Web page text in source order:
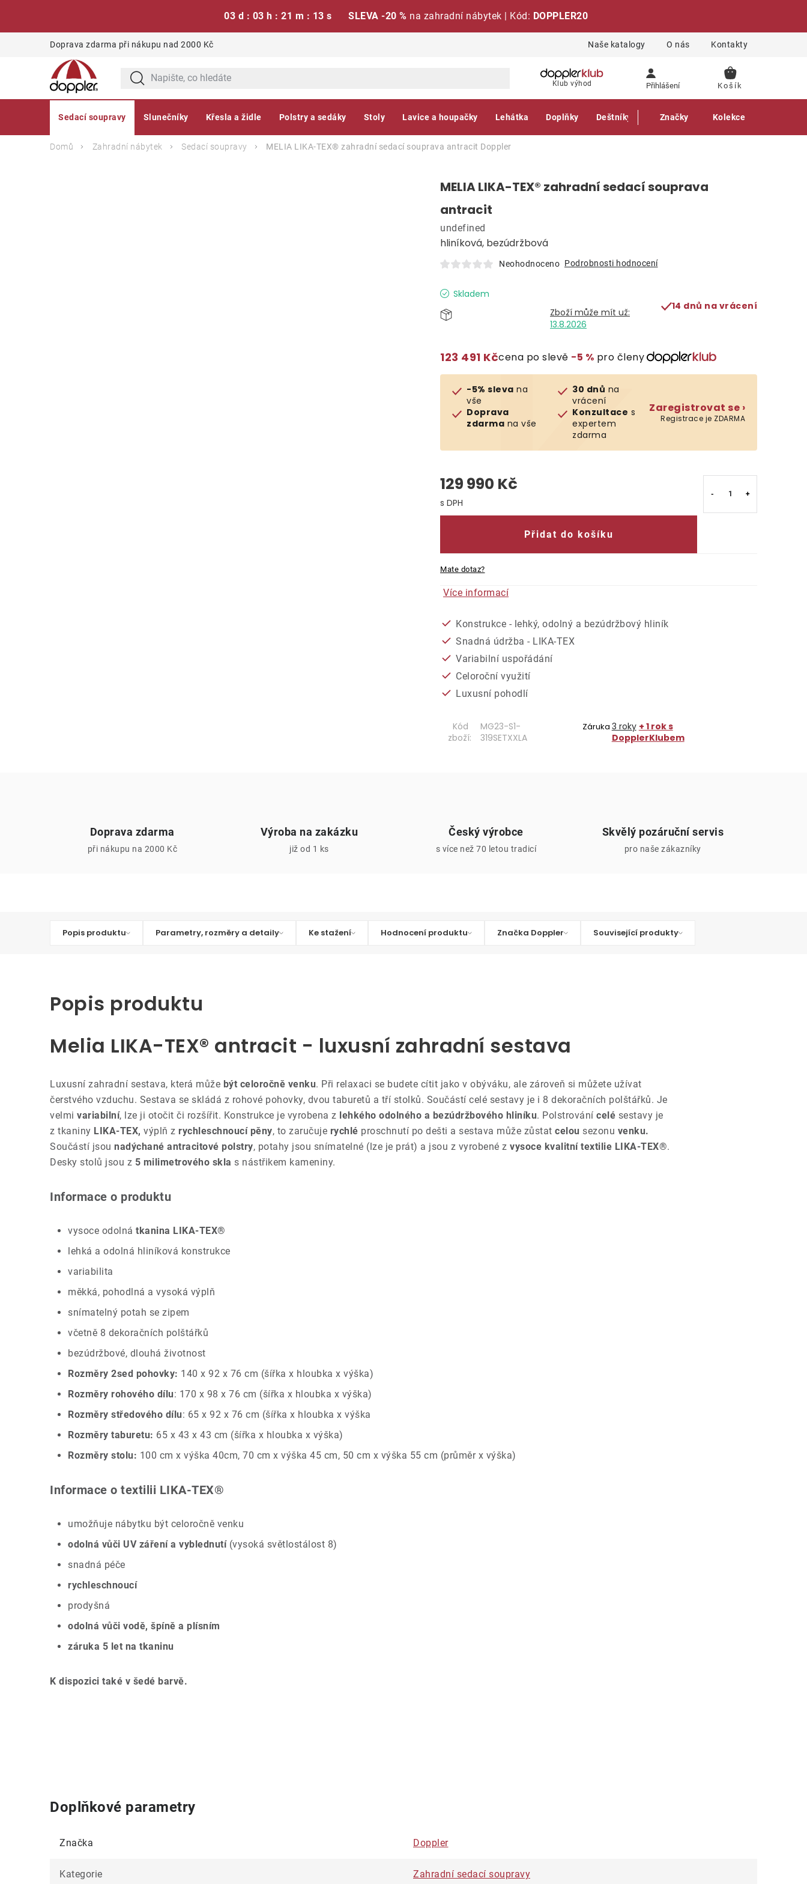
03 d : 03 h : 21 m : 12 s SLEVA -20 % na zahradní nábytek | Kód: DOPPLER20
Doprava zdarma při nákupu nad 2000 Kč Naše katalogy O nás Kontakty
Klub výhod Přihlášení
NÁKUPNÍ
Sedací soupravy Slunečníky Křesla a židle Polstry a sedáky Stoly Lavice a houpačky Lehátka Doplňky Deštníky Gastro produkty
Značky Kolekce
Domů Zahradní nábytek Sedací soupravy MELIA LIKA-TEX® zahradní sedací souprava antracit Doppler
MELIA LIKA-TEX® zahradní sedací souprava
antracit
hliníková, bezúdržbová
undefined
Neohodnoceno Podrobnosti hodnocení
Skladem
13.8.2026
14 dnů na vrácení
123 491 Kčcena po slevě −5 % pro členy
-5% sleva na
vše
Doprava
zdarma na vše
30 dnů na
vrácení
Konzultace s
expertem
zdarma
Zaregistrovat se ›
Registrace je ZDARMA
129 990 Kč
Měrná cena:
Přidat do košíku
Mate dotaz?
Více informací
Konstrukce - lehký, odolný a bezúdržbový hliník
Snadná údržba - LIKA-TEX
Variabilní uspořádání
Celoroční využití
Luxusní pohodlí
Kód
zboží:
MG23-S1-
319SETXXLA
Záruka 3 roky + 1 rok s
DopplerKlubem
Doprava zdarma
při nákupu na 2000 Kč
Výroba na zakázku
již od 1 ks
Český výrobce
s více než 70 letou tradicí
Skvělý pozáruční servis
pro naše zákazníky
Popis produktu Parametry, rozměry a detaily Ke stažení Hodnocení produktu Značka Doppler Související produkty
Popis produktu
Melia LIKA-TEX® antracit - luxusní zahradní sestava
Luxusní zahradní sestava, která může být celoročně venku. Při relaxaci se budete cítit jako v obýváku, ale zároveň si můžete užívat
čerstvého vzduchu. Sestava se skládá z rohové pohovky, dvou taburetů a tří stolků. Součástí celé sestavy je i 8 dekoračních polštářků. Je
velmi variabilní, lze ji otočit či rozšířit. Konstrukce je vyrobena z lehkého odolného a bezúdržbového hliníku. Polstrování celé sestavy je
z tkaniny LIKA-TEX, výplň z rychleschnoucí pěny, to zaručuje rychlé proschnutí po dešti a sestava může zůstat celou sezonu venku.
Součástí jsou nadýchané antracitové polstry, potahy jsou snímatelné (lze je prát) a jsou z vyrobené z vysoce kvalitní textilie LIKA-TEX®.
Desky stolů jsou z 5 milimetrového skla s nástřikem kameniny.
Informace o produktu
vysoce odolná tkanina LIKA-TEX®
lehká a odolná hliníková konstrukce
variabilita
měkká, pohodlná a vysoká výplň
snímatelný potah se zipem
včetně 8 dekoračních polštářků
bezúdržbové, dlouhá životnost
Rozměry 2sed pohovky: 140 x 92 x 76 cm (šířka x hloubka x výška)
Rozměry rohového dílu: 170 x 98 x 76 cm (šířka x hloubka x výška)
Rozměry středového dílu: 65 x 92 x 76 cm (šířka x hloubka x výška
Rozměry taburetu: 65 x 43 x 43 cm (šířka x hloubka x výška)
Rozměry stolu: 100 cm x výška 40cm, 70 cm x výška 45 cm, 50 cm x výška 55 cm (průměr x výška)
Informace o textilii LIKA-TEX®
umožňuje nábytku být celoročně venku
odolná vůči UV záření a vyblednutí(vysoká světlostálost 8)
snadná péče
rychleschnoucí
prodyšná
odolná vůči vodě, špíně a plísním
záruka 5 let na tkaninu
K dispozici také v šedé barvě.
Doplňkové parametry
Značka Doppler
Kategorie Zahradní sedací soupravy